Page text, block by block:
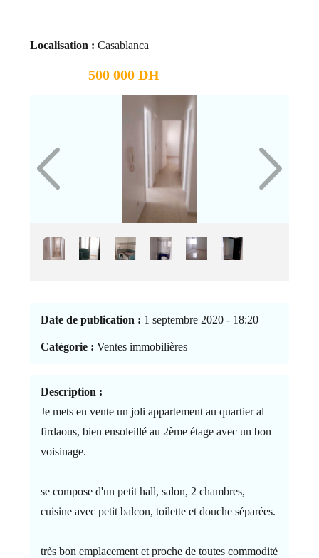
Localisation : Casablanca
500 000 DH
Date de publication : 1 septembre 2020 - 18:20
Catégorie : Ventes immobilières
Description :
Je mets en vente un joli appartement au quartier al
firdaous, bien ensoleillé au 2ème étage avec un bon
voisinage.
se compose d'un petit hall, salon, 2 chambres,
cuisine avec petit balcon, toilette et douche séparées.
très bon emplacement et proche de toutes commodité